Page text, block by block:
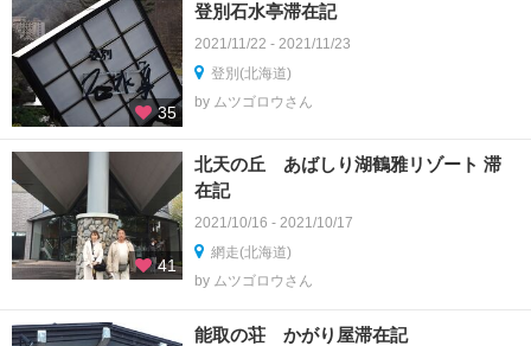
35
登別石水亭滞在記
2021/11/22 - 2021/11/23
登別(北海道)
by ムツゴロウさん
41
北天の丘 あばしり湖鶴雅リゾート 滞
在記
2021/10/16 - 2021/10/17
網走(北海道)
by ムツゴロウさん
能取の荘 かがり屋滞在記